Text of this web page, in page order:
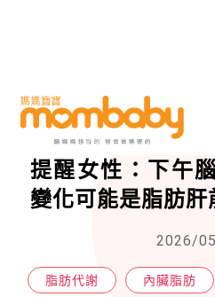
HOME 親子 健康百寶箱
看起來不胖，內
提醒女性：下午
變化可能是脂肪肝
2026/
脂肪代謝 內臟脂肪